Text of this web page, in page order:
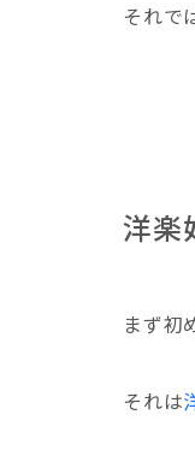
それで
洋楽
まず初
それは